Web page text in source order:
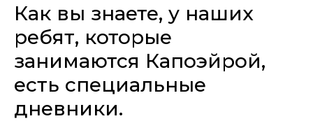
Как вы знаете, у наших
ребят, которые
занимаются Капоэйрой,
есть специальные
дневники.